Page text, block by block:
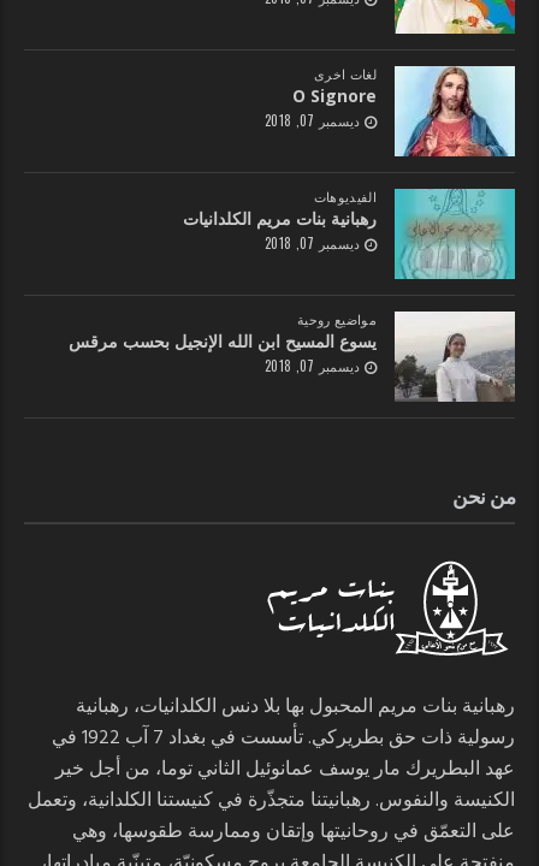
لغات اخرى
O Signore
ديسمبر 07, 2018
الفيديوهات
رهبانية بنات مريم الكلدانيات
ديسمبر 07, 2018
مواضيع روحية
يسوع المسيح ابن الله الإنجيل بحسب مرقس
ديسمبر 07, 2018
من نحن
رهبانية بنات مريم المحبول بها بلا دنس الكلدانيات، رهبانية
رسولية ذات حق بطريركي. تأسست في بغداد 7 آب 1922 في
عهد البطريرك مار يوسف عمانوئيل الثاني توما، من أجل خير
الكنيسة والنفوس. رهبانيتنا متجذّرة في كنيستنا الكلدانية، وتعمل
على التعمّق في روحانيتها وإتقان وممارسة طقوسها، وهي